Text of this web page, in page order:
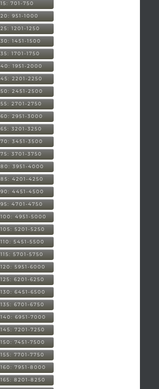
15: 701-750
20: 951-1000
25: 1201-1250
30: 1451-1500
35: 1701-1750
40: 1951-2000
45: 2201-2250
50: 2451-2500
55: 2701-2750
60: 2951-3000
65: 3201-3250
70: 3451-3500
75: 3701-3750
80: 3951-4000
85: 4201-4250
90: 4451-4500
95: 4701-4750
100: 4951-5000
105: 5201-5250
110: 5451-5500
115: 5701-5750
120: 5951-6000
125: 6201-6250
130: 6451-6500
135: 6701-6750
140: 6951-7000
145: 7201-7250
150: 7451-7500
155: 7701-7750
160: 7951-8000
165: 8201-8250